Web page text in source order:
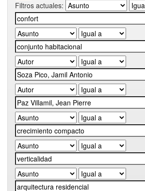
Filtros actuales: